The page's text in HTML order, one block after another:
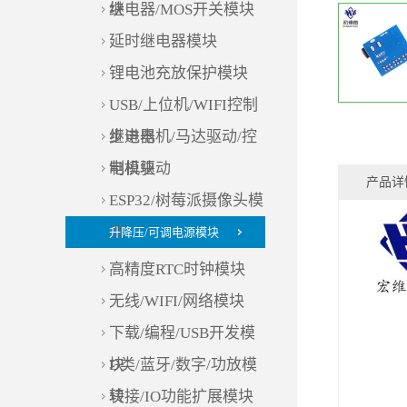
块
继电器/MOS开关模块
延时继电器模块
锂电池充放保护模块
USB/上位机/WIFI控制
继电器
步进电机/马达驱动/控
制模块
电机驱动
ESP32/树莓派摄像头模
块
升降压/可调电源模块
高精度RTC时钟模块
无线/WIFI/网络模块
下载/编程/USB开发模
块
D类/蓝牙/数字/功放模
块
转接/IO功能扩展模块
产品详